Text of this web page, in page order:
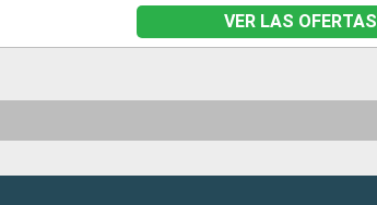
VER LAS OFERTAS